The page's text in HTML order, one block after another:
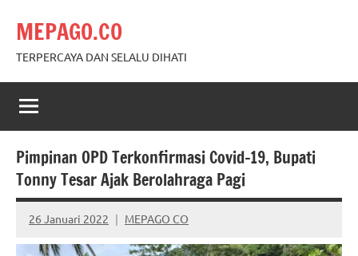
content
MEPAGO.CO
TERPERCAYA DAN SELALU DIHATI
Pimpinan OPD Terkonfirmasi Covid-19, Bupati
Tonny Tesar Ajak Berolahraga Pagi
26 Januari 2022 MEPAGO CO
No
comments